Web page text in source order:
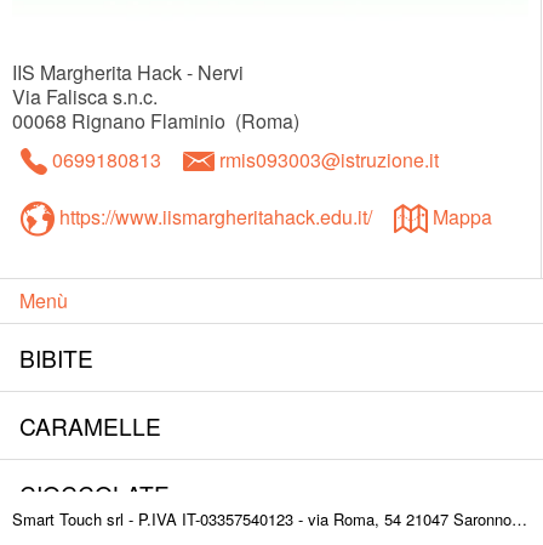
IIS Margherita Hack - Nervi
Via Falisca s.n.c.
00068 Rignano Flaminio (Roma)
0699180813
rmis093003@istruzione.it
https://www.iismargheritahack.edu.it/ Mappa
Menù
BIBITE
CARAMELLE
CIOCCOLATE
Smart Touch srl - P.IVA IT-03357540123 - via Roma, 54 21047 Saronno (VA) ITALY